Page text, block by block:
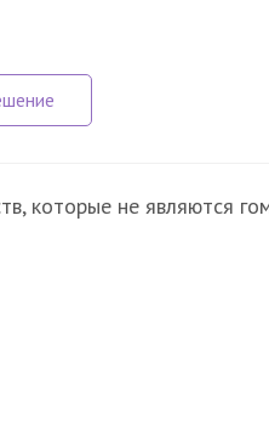
которые не являются